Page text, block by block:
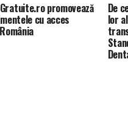
promovează
cu acces
De
lor